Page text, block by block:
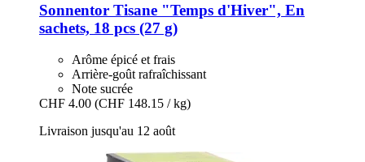
Sonnentor Tisane "Temps d'Hiver", En
sachets, 18 pcs (27 g)
Arôme épicé et frais
Arrière-goût rafraîchissant
Note sucrée
CHF 4.00 (CHF 148.15 / kg)
Livraison jusqu'au 12 août